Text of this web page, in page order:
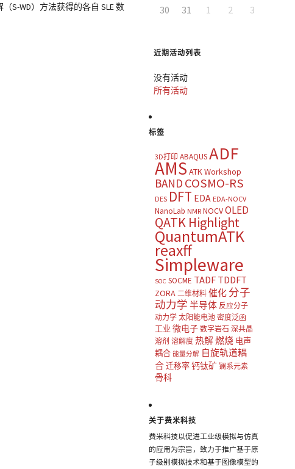
S-WD）方法获得的各自 SLE 数
30
31 1 2 3
近期活动列表
没有活动
所有活动
标签
3D打印 ABAQUSADF
AMS ATK Workshop
BAND COSMO-RS
DES DFT EDA EDA-NOCV
NanoLab NMR NOCVOLED
QATK Highlight
QuantumATK
reaxff
Simpleware
SOC SOCME TADF TDDFT
ZORA 二维材料 催化 分子
动力学 半导体 反应分子
动力学 太阳能电池 密度泛函
工业 微电子 数字岩石 深共晶
溶剂 溶解度 热解燃烧 电声
耦合 能量分解 自旋轨道耦
合迁移率钙钛矿 镧系元素
骨科
关于费米科技
费米科技以促进工业级模拟与仿真
的应用为宗旨，致力于推广基于原
子级别模拟技术和基于图像模型的